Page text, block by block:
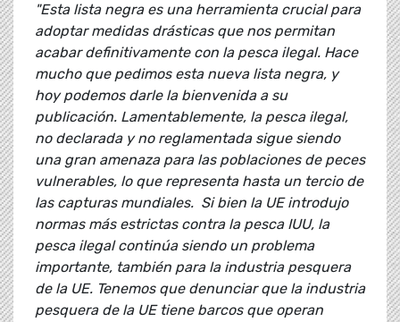
"Esta lista negra es una herramienta crucial para
adoptar medidas drásticas que nos permitan
acabar definitivamente con la pesca ilegal. Hace
mucho que pedimos esta nueva lista negra, y
hoy podemos darle la bienvenida a su
publicación. Lamentablemente, la pesca ilegal,
no declarada y no reglamentada sigue siendo
una gran amenaza para las poblaciones de peces
vulnerables, lo que representa hasta un tercio de
las capturas mundiales. Si bien la UE introdujo
normas más estrictas contra la pesca IUU, la
pesca ilegal continúa siendo un problema
importante, también para la industria pesquera
de la UE. Tenemos que denunciar que la industria
pesquera de la UE tiene barcos que operan